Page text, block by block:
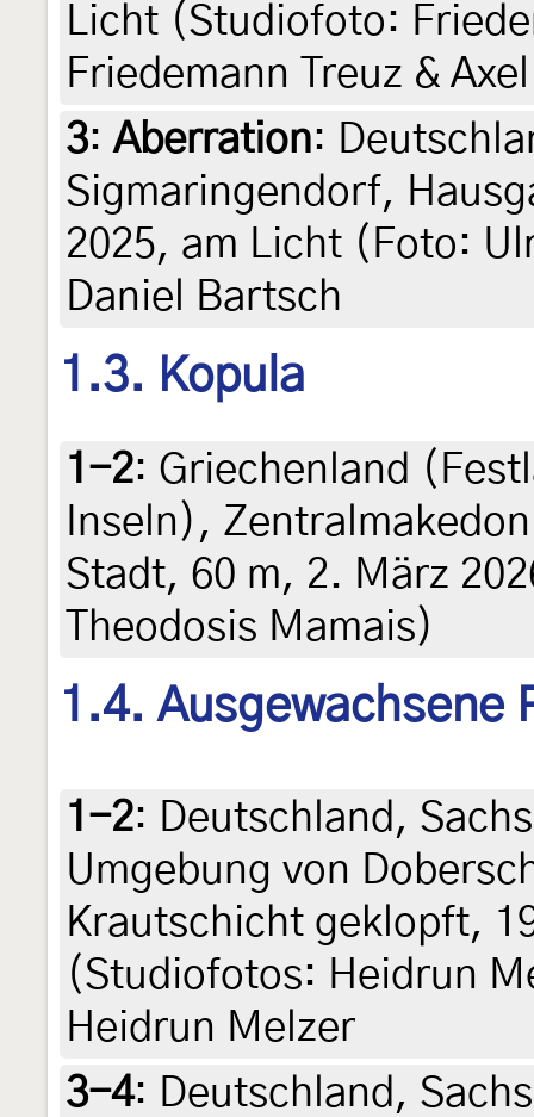
Licht (Studiofoto:
Friedemann Treuz &
3:Aberration:
Sigmaringendorf,
2025, am Licht (Foto:
Daniel Bartsch
1.3. Kopula
1-2: Griechenland
Inseln),
Stadt, 60 m, 2. März
Theodosis Mamais)
1.4. Ausgewachsene
1-2: Deutschland,
Umgebung von
Krautschicht geklopft,
(Studiofotos: Heidrun
Heidrun Melzer
3-4: Deutschland,